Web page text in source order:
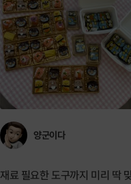
양군이다
재료 필요한 도구까지 미리 딱